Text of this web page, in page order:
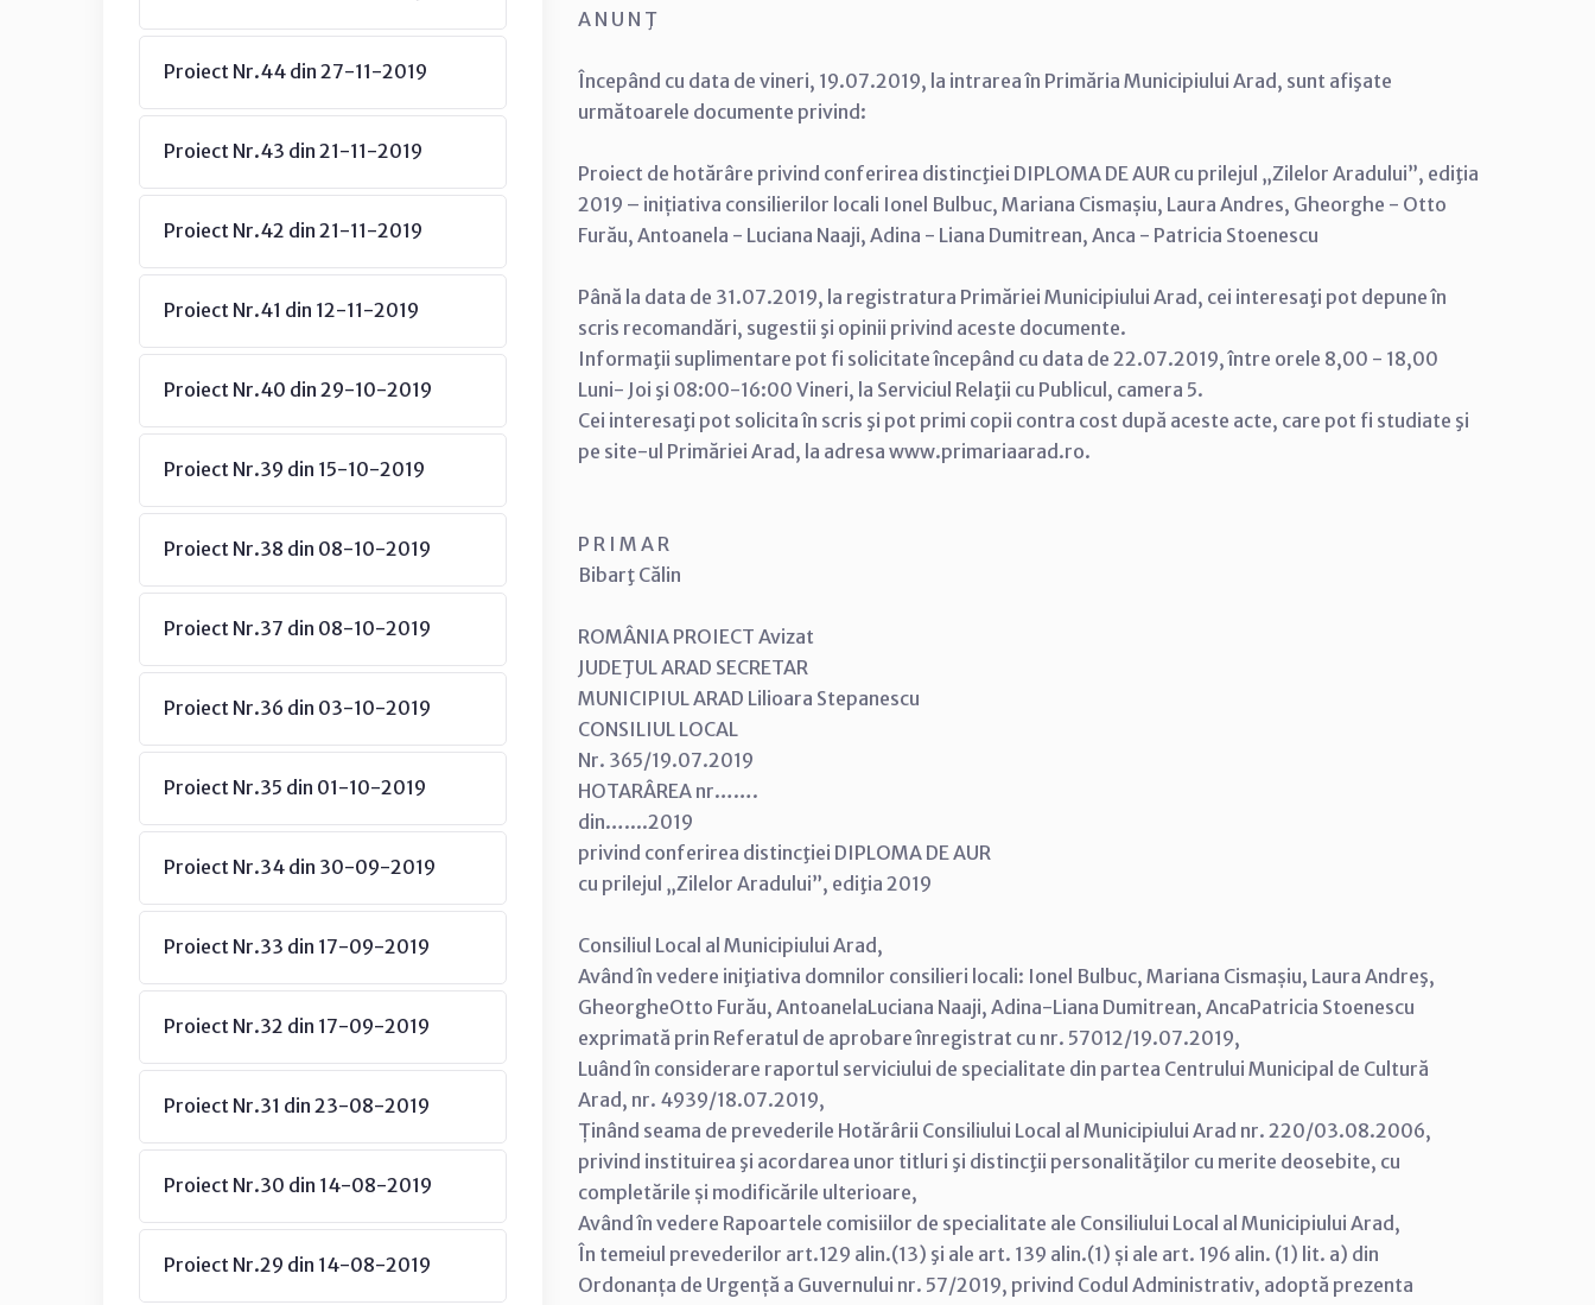
Proiect Nr.44 din 27-11-2019
Proiect Nr.43 din 21-11-2019
Proiect Nr.42 din 21-11-2019
Proiect Nr.41 din 12-11-2019
Proiect Nr.40 din 29-10-2019
Proiect Nr.39 din 15-10-2019
Proiect Nr.38 din 08-10-2019
Proiect Nr.37 din 08-10-2019
Proiect Nr.36 din 03-10-2019
Proiect Nr.35 din 01-10-2019
Proiect Nr.34 din 30-09-2019
Proiect Nr.33 din 17-09-2019
Proiect Nr.32 din 17-09-2019
Proiect Nr.31 din 23-08-2019
Proiect Nr.30 din 14-08-2019
Proiect Nr.29 din 14-08-2019
A N U N Ţ
Începând cu data de vineri, 19.07.2019, la intrarea în Primăria Municipiului Arad, sunt afişate
următoarele documente privind:
Proiect de hotărâre privind conferirea distincţiei DIPLOMA DE AUR cu prilejul „Zilelor Aradului”, ediţia
2019 – inițiativa consilierilor locali Ionel Bulbuc, Mariana Cismașiu, Laura Andres, Gheorghe - Otto
Furău, Antoanela - Luciana Naaji, Adina - Liana Dumitrean, Anca - Patricia Stoenescu
Până la data de 31.07.2019, la registratura Primăriei Municipiului Arad, cei interesaţi pot depune în
scris recomandări, sugestii şi opinii privind aceste documente.
Informaţii suplimentare pot fi solicitate începând cu data de 22.07.2019, între orele 8,00 - 18,00
Luni- Joi şi 08:00-16:00 Vineri, la Serviciul Relaţii cu Publicul, camera 5.
Cei interesaţi pot solicita în scris şi pot primi copii contra cost după aceste acte, care pot fi studiate şi
pe site-ul Primăriei Arad, la adresa www.primariaarad.ro.
P R I M A R
Bibarţ Călin
ROMÂNIA PROIECT Avizat
JUDEŢUL ARAD SECRETAR
MUNICIPIUL ARAD Lilioara Stepanescu
CONSILIUL LOCAL
Nr. 365/19.07.2019
HOTARÂREA nr…….
din…....2019
privind conferirea distincţiei DIPLOMA DE AUR
cu prilejul „Zilelor Aradului”, ediţia 2019
Consiliul Local al Municipiului Arad,
Având în vedere iniţiativa domnilor consilieri locali: Ionel Bulbuc, Mariana Cismașiu, Laura Andreş,
Gheorghe­Otto Furău, Antoanela­Luciana Naaji, Adina-Liana Dumitrean, Anca­Patricia Stoenescu
exprimată prin Referatul de aprobare înregistrat cu nr. 57012/19.07.2019,
Luând în considerare raportul serviciului de specialitate din partea Centrului Municipal de Cultură
Arad, nr. 4939/18.07.2019,
Ținând seama de prevederile Hotărârii Consiliului Local al Municipiului Arad nr. 220/03.08.2006,
privind instituirea şi acordarea unor titluri şi distincţii personalităţilor cu merite deosebite, cu
completările și modificările ulterioare,
Având în vedere Rapoartele comisiilor de specialitate ale Consiliului Local al Municipiului Arad,
În temeiul prevederilor art.129 alin.(13) şi ale art. 139 alin.(1) și ale art. 196 alin. (1) lit. a) din
Ordonanța de Urgență a Guvernului nr. 57/2019, privind Codul Administrativ, adoptă prezenta